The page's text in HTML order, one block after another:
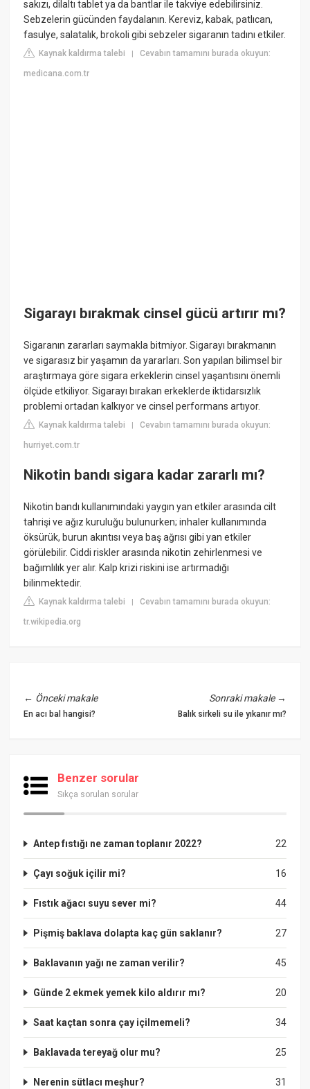
sakızı, dilaltı tablet ya da bantlar ile takviye edebilirsiniz.
Sebzelerin gücünden faydalanın. Kereviz, kabak, patlıcan,
fasulye, salatalık, brokoli gibi sebzeler sigaranın tadını etkiler.
Kaynak kaldırma talebi |Cevabın tamamını burada okuyun:
medicana.com.tr
Sigarayı bırakmak cinsel gücü artırır mı?
Sigaranın zararları saymakla bitmiyor. Sigarayı bırakmanın
ve sigarasız bir yaşamın da yararları. Son yapılan bilimsel bir
araştırmaya göre sigara erkeklerin cinsel yaşantısını önemli
ölçüde etkiliyor. Sigarayı bırakan erkeklerde iktidarsızlık
problemi ortadan kalkıyor ve cinsel performans artıyor.
Kaynak kaldırma talebi |Cevabın tamamını burada okuyun:
hurriyet.com.tr
Nikotin bandı sigara kadar zararlı mı?
Nikotin bandı kullanımındaki yaygın yan etkiler arasında cilt
tahrişi ve ağız kuruluğu bulunurken; inhaler kullanımında
öksürük, burun akıntısı veya baş ağrısı gibi yan etkiler
görülebilir. Ciddi riskler arasında nikotin zehirlenmesi ve
bağımlılık yer alır. Kalp krizi riskini ise artırmadığı
bilinmektedir.
Kaynak kaldırma talebi |Cevabın tamamını burada okuyun:
tr.wikipedia.org
← Önceki makale
En acı bal hangisi?
Sonraki makale→
Balık sirkeli su ile yıkanır mı?
Benzer sorular
Sıkça sorulan sorular
22
Antep fıstığı ne zaman toplanır 2022?
16
Çayı soğuk içilir mi?
44
Fıstık ağacı suyu sever mi?
27
Pişmiş baklava dolapta kaç gün saklanır?
45
Baklavanın yağı ne zaman verilir?
20
Günde 2 ekmek yemek kilo aldırır mı?
34
Saat kaçtan sonra çay içilmemeli?
25
Baklavada tereyağ olur mu?
31
Nerenin sütlacı meşhur?